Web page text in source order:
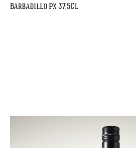
Barbadillo Px 37,5Cl